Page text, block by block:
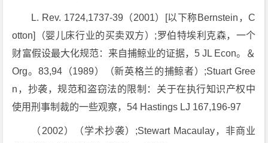
L. Rev. 1724,1737-39（2001）[以下称Bernstein，C
otton]（婴儿床行业的买卖双方）;罗伯特埃利克森，一个
财富假设最大化规范：来自捕鲸业的证据，5 JL Econ。＆
Org。83,94（1989）（新英格兰的捕鲸者）;Stuart Gree
n，抄袭，规范和盗窃法的限制：关于在执行知识产权中
使用刑事制裁的一些观察，54 Hastings LJ 167,196-97
（2002）（学术抄袭）;Stewart Macaulay，非商业